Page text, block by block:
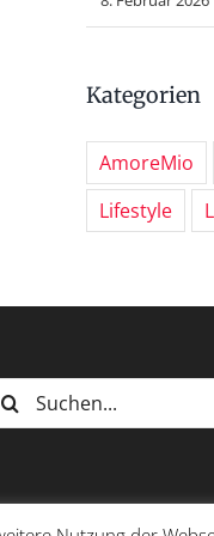
Kategorien
AmoreMio
Lifestyle